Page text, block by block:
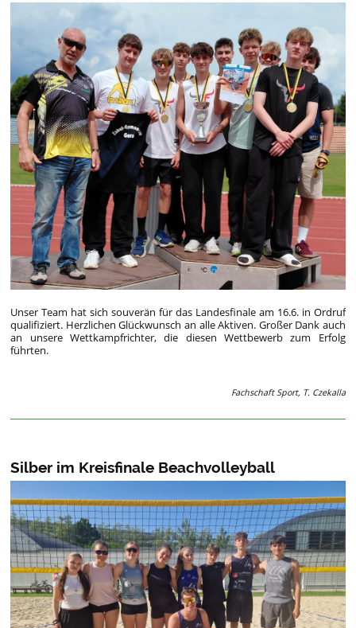
Unser Team hat sich souverän für das Landesfinale am 16.6. in Ordruf
qualifiziert. Herzlichen Glückwunsch an alle Aktiven. Großer Dank auch
an unsere Wettkampfrichter, die diesen Wettbewerb zum Erfolg
führten.
Fachschaft Sport, T. Czekalla
Silber im Kreisfinale Beachvolleyball